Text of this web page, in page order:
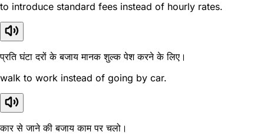
to introduce standard fees instead of hourly rates.
प्रति घंटा दरों के बजाय मानक शुल्क पेश करने के लिए।
walk to work instead of going by car.
कार से जाने की बजाय काम पर चलो।